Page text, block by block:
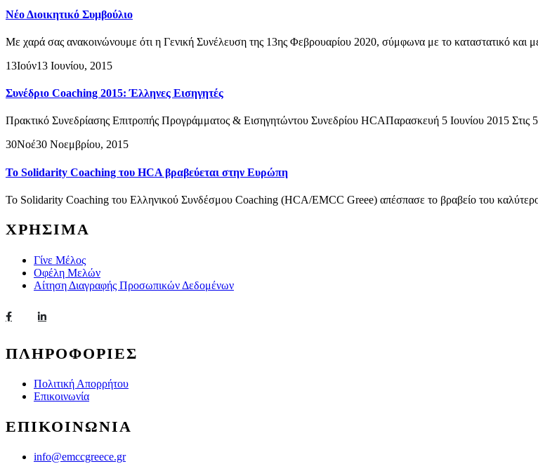
Νέο Διοικητικό Συμβούλιο
Με χαρά σας ανακοινώνουμε ότι η Γενική Συνέλευση της 13ης Φεβρουαρίου 2020, σύμφωνα με το καταστατικό και
13Ιούν13 Ιουνίου, 2015
Συνέδριο Coaching 2015: Έλληνες Εισηγητές
Πρακτικό Συνεδρίασης Επιτροπής Προγράμματος & Εισηγητώντου Συνεδρίου HCAΠαρασκευή 5 Ιουνίου 2015
30Νοέ30 Νοεμβρίου, 2015
To Solidarity Coaching του HCA βραβεύεται στην Ευρώπη
Το Solidarity Coaching του Ελληνικού Συνδέσμου Coaching (HCA/EMCC Greee) απέσπασε το βραβείο του
ΧΡΗΣΙΜΑ
Γίνε Μέλος
Οφέλη Μελών
Αίτηση Διαγραφής Προσωπικών Δεδομένων
ΠΛΗΡΟΦΟΡΙΕΣ
Πολιτική Απορρήτου
Επικοινωνία
ΕΠΙΚΟΙΝΩΝΙΑ
info@emccgreece.gr